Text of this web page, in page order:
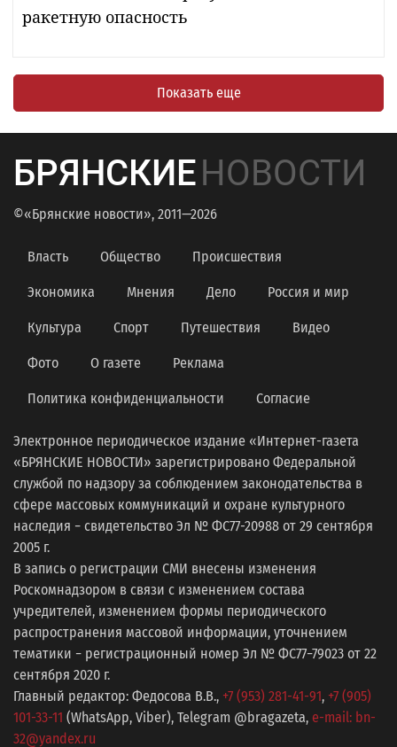
ракетную опасность
Показать еще
БРЯНСКИЕНОВОСТИ
©«Брянские новости», 2011—2026
Власть Общество Происшествия
Экономика Мнения Дело Россия и мир
Культура Спорт Путешествия Видео
Фото О газете Реклама
Политика конфиденциальности Согласие
Электронное периодическое издание «Интернет-газета
«БРЯНСКИЕ НОВОСТИ» зарегистрировано Федеральной
службой по надзору за соблюдением законодательства в
сфере массовых коммуникаций и охране культурного
наследия − свидетельство Эл № ФС77-20988 от 29 сентября
2005 г.
В запись о регистрации СМИ внесены изменения
Роскомнадзором в связи с изменением состава
учредителей, изменением формы периодического
распространения массовой информации, уточнением
тематики − регистрационный номер Эл № ФС77−79023 от 22
сентября 2020 г.
Главный редактор: Федосова В.В., +7 (953) 281-41-91, +7 (905)
101-33-11 (WhatsApp, Viber), Telegram @bragazeta, e-mail: bn-
32@yandex.ru